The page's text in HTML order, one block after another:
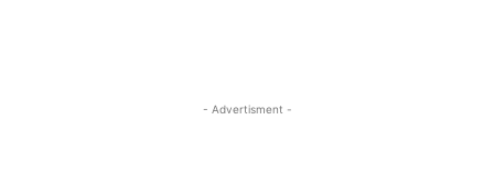
- Advertisment -